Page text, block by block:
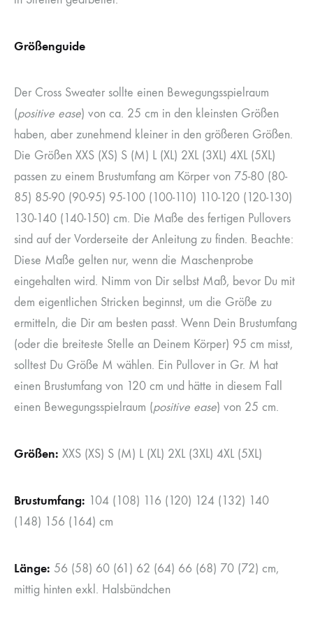
Größenguide
Der Cross Sweater sollte einen Bewegungsspielraum
(positive ease) von ca. 25 cm in den kleinsten Größen
haben, aber zunehmend kleiner in den größeren Größen.
Die Größen XXS (XS) S (M) L (XL) 2XL (3XL) 4XL (5XL)
passen zu einem Brustumfang am Körper von 75-80 (80-
85) 85-90 (90-95) 95-100 (100-110) 110-120 (120-130)
130-140 (140-150) cm. Die Maße des fertigen Pullovers
sind auf der Vorderseite der Anleitung zu finden. Beachte:
Diese Maße gelten nur, wenn die Maschenprobe
eingehalten wird. Nimm von Dir selbst Maß, bevor Du mit
dem eigentlichen Stricken beginnst, um die Größe zu
ermitteln, die Dir am besten passt. Wenn Dein Brustumfang
(oder die breiteste Stelle an Deinem Körper) 95 cm misst,
solltest Du Größe M wählen. Ein Pullover in Gr. M hat
einen Brustumfang von 120 cm und hätte in diesem Fall
einen Bewegungsspielraum (positive ease) von 25 cm.
Größen: XXS (XS) S (M) L (XL) 2XL (3XL) 4XL (5XL)
Brustumfang: 104 (108) 116 (120) 124 (132) 140
(148) 156 (164) cm
Länge: 56 (58) 60 (61) 62 (64) 66 (68) 70 (72) cm,
mittig hinten exkl. Halsbündchen